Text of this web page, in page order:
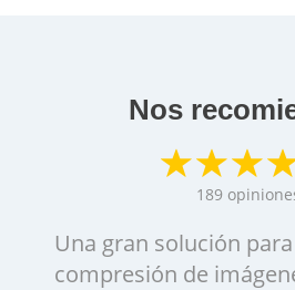
Nos
189
Una gran solución
compresión de